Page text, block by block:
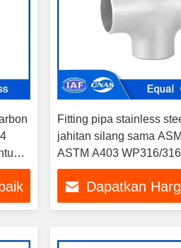
Fitting pipa stainless
jahitan silang sama
ASTM A403 WP316/
WP304/304L Untuk
Dapatkan